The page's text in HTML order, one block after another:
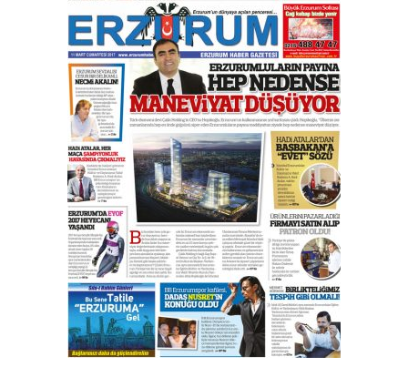
Bir fotoğraf, bir şehir, bir
gazeteci… Dizginler kimin
elinde?
31 Mart 2026 Salı
A. Berhan Yılmaz
BİR BÖLÜM DEĞİL, BİR ÖMÜR
SEÇİYORSUNUZ… “NEDEN
ATATÜRK ÜNİVERSİTESİ?”
28 Temmuz 2026 Salı
Ahmet Gökhan YAZICI
Ahmed Yesevi’den bir Alperen…
”Reisimiz” idi… Hakka yürüdü.!
26 Mart 2026 Perşembe
Cem Bakırcı
Ardında bıraktığı hatıralarıyla
gönül adamı Faruk Terzioğlu!
13 Mayıs 2026 Çarşamba
Esat BİNDESEN
TRT’NİN BÖLGEYE AÇILAN SESİ